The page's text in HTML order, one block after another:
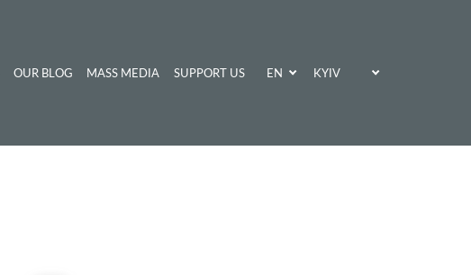
OUR BLOG MASS MEDIA
SUPPORT US
EN
KYIV